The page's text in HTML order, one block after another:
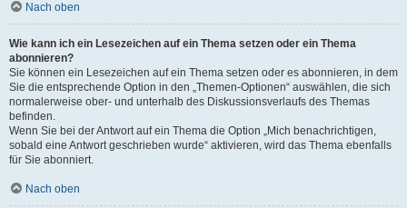
Nach oben
Wie kann ich ein Lesezeichen auf ein Thema setzen oder ein Thema
abonnieren?
Sie können ein Lesezeichen auf ein Thema setzen oder es abonnieren, in dem
Sie die entsprechende Option in den „Themen-Optionen“ auswählen, die sich
normalerweise ober- und unterhalb des Diskussionsverlaufs des Themas
befinden.
Wenn Sie bei der Antwort auf ein Thema die Option „Mich benachrichtigen,
sobald eine Antwort geschrieben wurde“ aktivieren, wird das Thema ebenfalls
für Sie abonniert.
Nach oben